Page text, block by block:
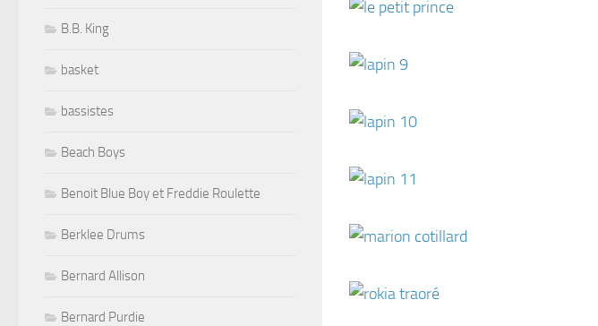
B.B. King
basket
bassistes
Beach Boys
Benoit Blue Boy et Freddie Roulette
Berklee Drums
Bernard Allison
Bernard Purdie